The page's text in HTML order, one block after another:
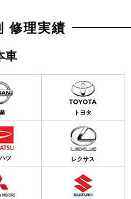
修理実績
車
トヨタ
ツ レクサス